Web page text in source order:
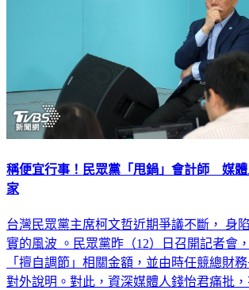
稱便宜行事！民眾黨「甩鍋」會計師 媒體
家
台灣民眾黨主席柯文哲近期爭議不斷， 身
實的風波 。民眾黨昨（12）日召開記者會
「擅自調節」相關金額，並由時任競總財
對外說明。對此，資深媒體人錢怡君痛批